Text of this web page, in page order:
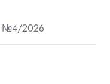
№4/2026